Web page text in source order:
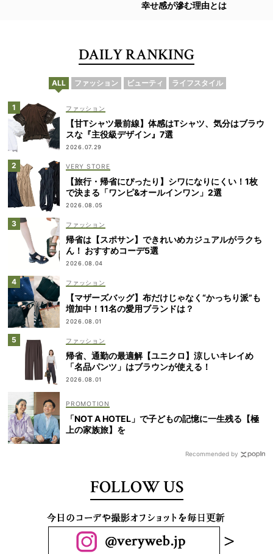
幸せ感が滲む理由とは
DAILY RANKING
ALL ファッション ビューティ ライフスタイル
ファッション
【甘Tシャツ最前線】体感はTシャツ、気分はブラウ
スな『主役級デザイン』7選
2026.07.29
VERY STORE
【旅行・帰省にぴったり】シワになりにくい！1枚
で決まる「ワンピ&オールインワン」2選
2026.08.05
ファッション
帰省は【スポサン】できれいめカジュアルがラクち
ん！ おすすめコーデ5選
2026.08.04
ファッション
【マザーズバッグ】布だけじゃなく“かっちり派”も
増加中！11名の愛用ブランドは？
2026.08.01
ファッション
帰省、通勤の最適解【ユニクロ】涼しいキレイめ
「名品パンツ」はブラウンが使える！
2026.08.01
「NOT A HOTEL」で子どもの記憶に一生残る【極
上の家族旅】を
Recommended by
FOLLOW US